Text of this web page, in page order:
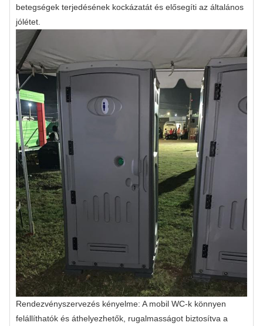
betegségek terjedésének kockázatát és elősegíti az általános
jólétet.
Rendezvényszervezés kényelme: A mobil WC-k könnyen
felállíthatók és áthelyezhetők, rugalmasságot biztosítva a